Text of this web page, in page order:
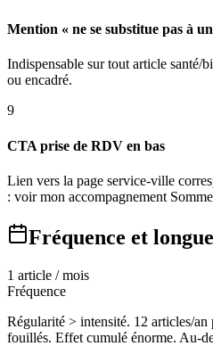
Mention « ne se substitue pas à
Indispensable sur tout article
ou encadré.
9
CTA prise de RDV en bas
Lien vers la page service-ville
: voir mon accompagnement
Fréquence et
1 article / mois
Fréquence
Régularité > intensité. 12 articles/
fouillés. Effet cumulé énorme. Au-